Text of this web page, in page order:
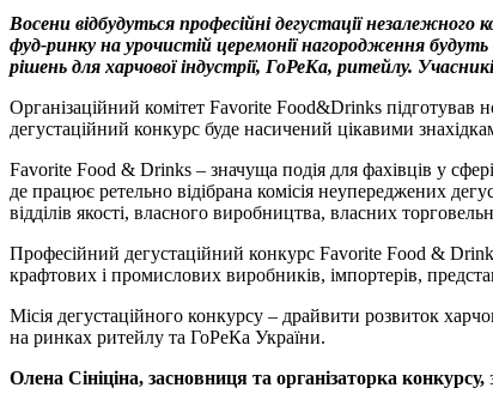
Link
Print
Восени відбудуться професійні дегустації
фуд-ринку на урочистій церемонії нагородження
рішень для харчової індустрії, ГоРеКа, ритейлу.
Організаційний комітет Favorite Food&Drinks підготував
дегустаційний конкурс буде насичений цікавими
Favorite Food & Drinks – значуща подія для фахівців у
де працює ретельно відібрана комісія неупереджених
відділів якості, власного виробництва, власних
Професійний дегустаційний конкурс Favorite Food &
крафтових і промислових виробників, імпортерів,
Місія дегустаційного конкурсу – драйвити розвиток
на ринках ритейлу та ГоРеКа України.
Олена Сініціна, засновниця та організаторка конкурсу,